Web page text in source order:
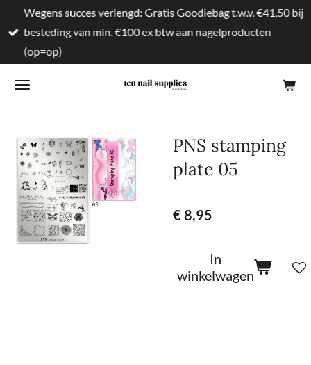
direct
naar
hoofdinhoud
Wegens succes verlengd: Gratis Goodiebag t.w.v. €41,50 bij
besteding van min. €100 ex btw aan nagelproducten
(op=op)
PNS stamping
plate 05
€ 8,95
In
winkelwagen